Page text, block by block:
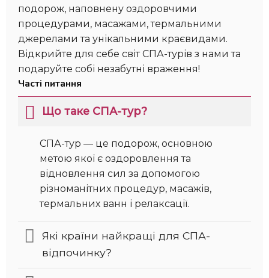
подорож, наповнену оздоровчими
процедурами, масажами, термальними
джерелами та унікальними краєвидами.
Відкрийте для себе світ СПА-турів з нами та
подаруйте собі незабутні враження!
Часті питання
Що таке СПА-тур?
СПА-тур — це подорож, основною
метою якої є оздоровлення та
відновлення сил за допомогою
різноманітних процедур, масажів,
термальних ванн і релаксації.
Які країни найкращі для СПА-
відпочинку?